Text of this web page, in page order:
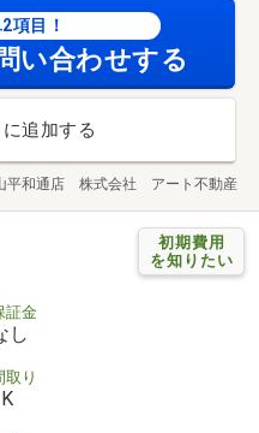
項目！
い合わせする
追加する
平和通店 株式会社 アート不動産
初期費用
を知りたい
証金
し
取り